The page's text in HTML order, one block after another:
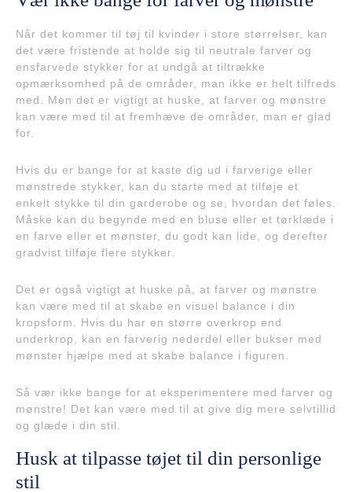
Når det kommer til tøj til kvinder i store størrelser, kan
det være fristende at holde sig til neutrale farver og
ensfarvede stykker for at undgå at tiltrække
opmærksomhed på de områder, man ikke er helt tilfreds
med. Men det er vigtigt at huske, at farver og mønstre
kan være med til at fremhæve de områder, man er glad
for.
Hvis du er bange for at kaste dig ud i farverige eller
mønstrede stykker, kan du starte med at tilføje et
enkelt stykke til din garderobe og se, hvordan det føles.
Måske kan du begynde med en bluse eller et tørklæde i
en farve eller et mønster, du godt kan lide, og derefter
gradvist tilføje flere stykker.
Det er også vigtigt at huske på, at farver og mønstre
kan være med til at skabe en visuel balance i din
kropsform. Hvis du har en større overkrop end
underkrop, kan en farverig nederdel eller bukser med
mønster hjælpe med at skabe balance i figuren.
Så vær ikke bange for at eksperimentere med farver og
mønstre! Det kan være med til at give dig mere selvtillid
og glæde i din stil.
Husk at tilpasse tøjet til din personlige
stil